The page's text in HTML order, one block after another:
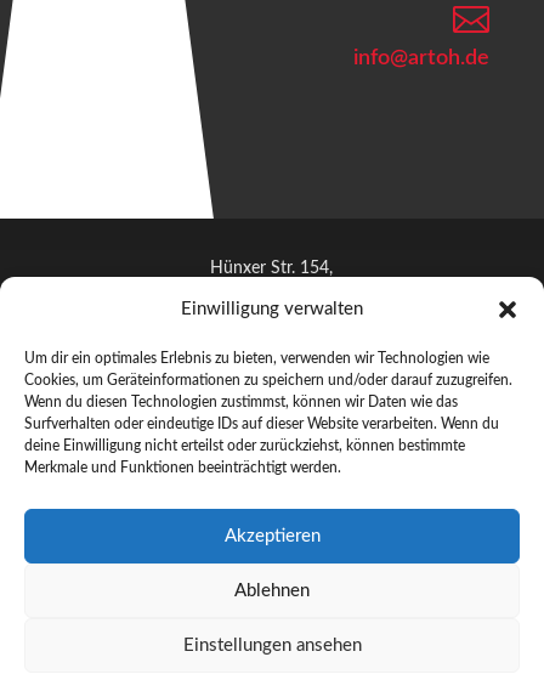
Einwilligung verwalten
Um dir ein optimales Erlebnis zu bieten, verwenden wir Technologien wie
Cookies, um Geräteinformationen zu speichern und/oder darauf zuzugreifen.
Wenn du diesen Technologien zustimmst, können wir Daten wie das
Surfverhalten oder eindeutige IDs auf dieser Website verarbeiten. Wenn du
deine Einwilligung nicht erteilst oder zurückziehst, können bestimmte
Merkmale und Funktionen beeinträchtigt werden.
Akzeptieren
Ablehnen
Einstellungen ansehen

info@artoh.de
Hünxer Str. 154,
+491712622644
Künstler
Lichtkunst
Kontakt